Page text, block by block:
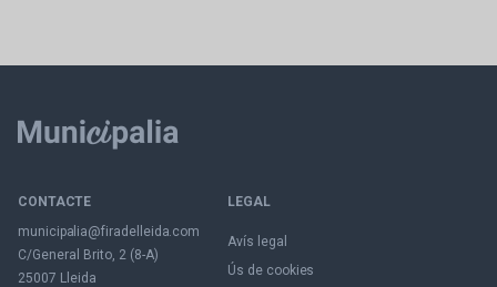
CONTACTE
municipalia@firadelleida.com
C/General Brito, 2 (8-A)
25007 Lleida
LEGAL
Avís legal
Ús de cookies